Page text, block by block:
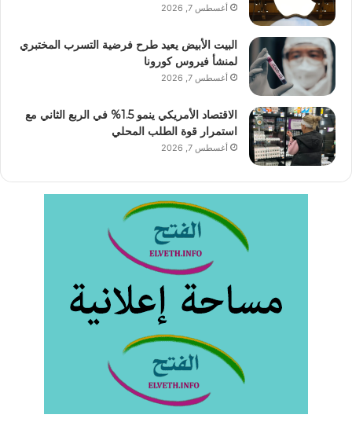
أغسطس 7, 2026
البيت الأبيض يعيد طرح فرضية التسرب المختبري
لمنشأ فيروس كورونا
أغسطس 7, 2026
الاقتصاد الأمريكي ينمو 1.5% في الربع الثاني مع
استمرار قوة الطلب المحلي
أغسطس 7, 2026